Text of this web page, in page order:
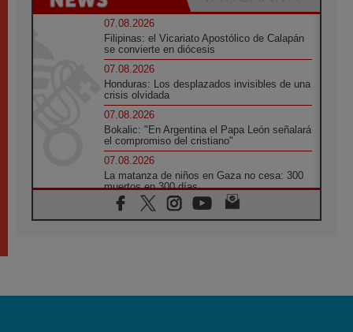
07.08.2026
Filipinas: el Vicariato Apostólico de Calapán
se convierte en diócesis
07.08.2026
Honduras: Los desplazados invisibles de una
crisis olvidada
07.08.2026
Bokalic: "En Argentina el Papa León señalará
el compromiso del cristiano"
07.08.2026
La matanza de niños en Gaza no cesa: 300
muertos en 300 días
07.08.2026
Tagle: La guerra desfigura el mundo, solo la